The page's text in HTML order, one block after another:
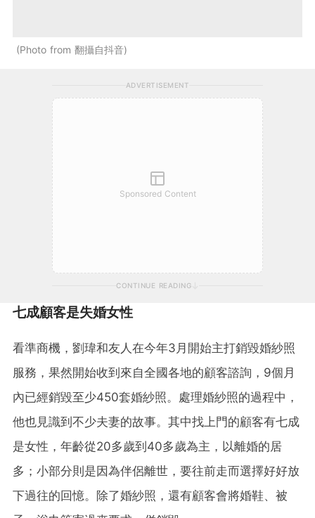
Photo from 翻攝自抖音
ADVERTISEMENT
Sponsored Content
CONTINUE READING
七成顧客是失婚女性
看準商機，劉瑋和友人在今年3月開始主打銷毀婚紗照
服務，果然開始收到來自全國各地的顧客諮詢，9個月
內已經銷毀至少450套婚紗照。處理婚紗照的過程中，
他也見識到不少夫妻的故事。其中找上門的顧客有七成
是女性，年齡從20多歲到40多歲為主，以離婚的居
多；小部分則是因為伴侶離世，要往前走而選擇好好放
下過往的回憶。除了婚紗照，還有顧客會將婚鞋、被